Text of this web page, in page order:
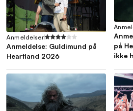
Anmeldelser
Anmeldelse: Guldimund på
Heartland 2026
på
ikke